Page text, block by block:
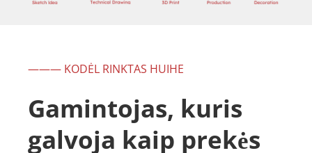
——— KODĖL RINKTAS HUIHE
Gamintojas, kuris
galvoja kaip prekės